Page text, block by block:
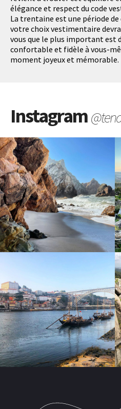
élégance et respect du code
La trentaine est une période
votre choix vestimentaire
vous que le plus important est
confortable et fidèle à vous-
moment joyeux et mémorable.
Instagram